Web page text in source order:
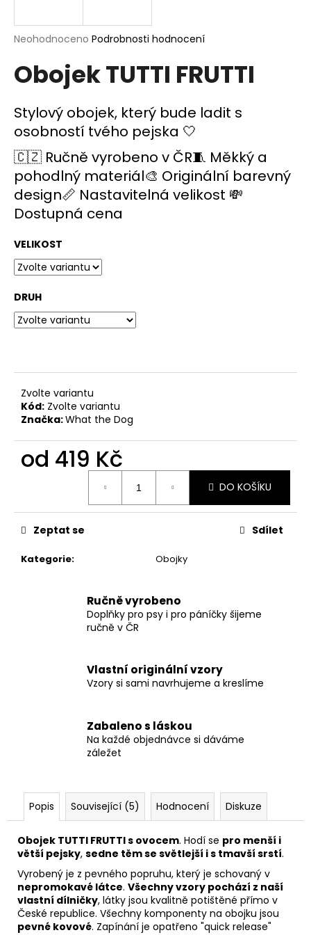
Průměrné
produktu
je
z
5
hvězdiček.
Neohodnoceno Podrobnosti hodnocení
Obojek TUTTI FRUTTI
Stylový obojek, který bude ladit s
osobností tvého pejska 🤍
🇨🇿 Ručně vyrobeno v ČR🧵 Měkký a
pohodlný materiál🎨 Originální barevný
design📏 Nastavitelná velikost 💸
Dostupná cena
VELIKOST
DRUH
Zvolte variantu
Kód: Zvolte variantu
Značka:What the Dog
od 419 Kč
DO KOŠÍKU
Kategorie: Obojky
Zeptat se Sdílet
Ručně vyrobeno
Doplňky pro psy i pro páníčky šijeme
ručně v ČR
Vlastní originální vzory
Vzory si sami navrhujeme a kreslíme
Zabaleno s láskou
Na každé objednávce si dáváme
záležet
Popis Související (5) Hodnocení Diskuze
Obojek TUTTI FRUTTI s ovocem. Hodí se pro menší i
větší pejsky, sedne těm se světlejší i s tmavší srstí.
Vyrobený je z pevného popruhu, který je schovaný v
nepromokavé látce. Všechny vzory pochází z naší
vlastní dílničky, látky jsou kvalitně potištěné přímo v
České republice. Všechny komponenty na obojku jsou
pevné kovové. Zapínání je opatřeno "quick release"
j
t
?
HLEDAT
D
o
p
o
u
č
u
m
e
VODÍTKO
ELEGANTNÍ
BÍLÉ